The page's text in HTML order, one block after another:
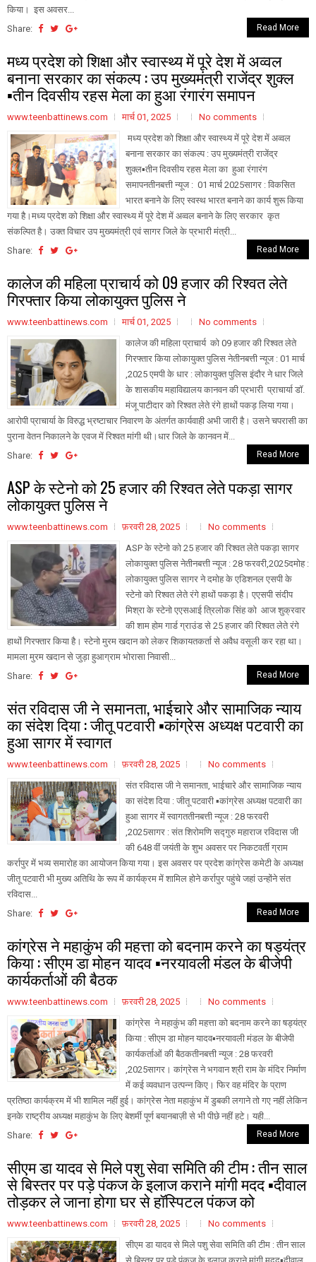
किया। इस अवसर...
Share:
Read More
मध्य प्रदेश को शिक्षा और स्वास्थ्य में पूरे देश में अव्वल
बनाना सरकार का संकल्प : उप मुख्यमंत्री राजेंद्र शुक्ल
▪️तीन दिवसीय रहस मेला का हुआ रंगारंग समापन
www.teenbattinews.com मार्च 01, 2025
No comments
मध्य प्रदेश को शिक्षा और स्वास्थ्य में पूरे देश में अव्वल
बनाना सरकार का संकल्प : उप मुख्यमंत्री राजेंद्र
शुक्ल▪️तीन दिवसीय रहस मेला का हुआ रंगारंग
समापनतीनबत्ती न्यूज : 01 मार्च 2025सागर : विकसित
भारत बनाने के लिए स्वस्थ भारत बनाने का कार्य शुरू किया
गया है।मध्य प्रदेश को शिक्षा और स्वास्थ्य में पूरे देश में अव्वल बनाने के लिए सरकार कृत
संकल्पित है। उक्त विचार उप मुख्यमंत्री एवं सागर जिले के प्रभारी मंत्री...
Share:
Read More
कालेज की महिला प्राचार्य को 09 हजार की रिश्वत लेते
गिरफ्तार किया लोकायुक्त पुलिस ने
www.teenbattinews.com मार्च 01, 2025
No comments
कालेज की महिला प्राचार्य को 09 हजार की रिश्वत लेते
गिरफ्तार किया लोकायुक्त पुलिस नेतीनबत्ती न्यूज : 01 मार्च
,2025 एमपी के धार : लोकायुक्त पुलिस इंदौर ने धार जिले
के शासकीय महाविद्यालय कानवन की प्रभारी प्राचार्या डॉ.
मंजू पाटीदार को रिश्वत लेते रंगे हाथों पकड़ लिया गया।
आरोपी प्राचार्या के विरुद्ध भ्रष्टाचार निवारण के अंतर्गत कार्यवाही अभी जारी है। उसने चपरासी का
पुराना वेतन निकालने के एवज में रिश्वत मांगी थी।धार जिले के कानवन में...
Share:
Read More
ASP के स्टेनो को 25 हजार की रिश्वत लेते पकड़ा सागर
लोकायुक्त पुलिस ने
www.teenbattinews.com फ़रवरी 28, 2025
No comments
ASP के स्टेनो को 25 हजार की रिश्वत लेते पकड़ा सागर
लोकायुक्त पुलिस नेतीनबत्ती न्यूज : 28 फरवरी,2025दमोह :
लोकायुक्त पुलिस सागर ने दमोह के एडिशनल एसपी के
स्टेनो को रिश्वत लेते रंगे हाथों पकड़ा है। एएसपी संदीप
मिश्रा के स्टेनो एएसआई त्रिलोक सिंह को आज शुक्रवार
की शाम होम गार्ड ग्राउंड से 25 हजार की रिश्वत लेते रंगे
हाथों गिरफ्तार किया है। स्टेनो मुरम खदान को लेकर शिकायतकर्ता से अवैध वसूली कर रहा था।
मामला मुरम खदान से जुड़ा हुआग्राम भोरासा निवासी...
Share:
Read More
संत रविदास जी ने समानता, भाईचारे और सामाजिक न्याय
का संदेश दिया : जीतू पटवारी ▪️कांग्रेस अध्यक्ष पटवारी का
हुआ सागर में स्वागत
www.teenbattinews.com फ़रवरी 28, 2025
No comments
संत रविदास जी ने समानता, भाईचारे और सामाजिक न्याय
का संदेश दिया : जीतू पटवारी ▪️कांग्रेस अध्यक्ष पटवारी का
हुआ सागर में स्वागततीनबत्ती न्यूज : 28 फरवरी
,2025सागर : संत शिरोमणि सद्गुरु महाराज रविदास जी
की 648 वीं जयंती के शुभ अवसर पर निकटवर्ती ग्राम
कर्रापुर में भव्य समारोह का आयोजन किया गया। इस अवसर पर प्रदेश कांग्रेस कमेटी के अध्यक्ष
जीतू पटवारी भी मुख्य अतिथि के रूप में कार्यक्रम में शामिल होने कर्रापुर पहुंचे जहां उन्होंने संत
रविदास...
Share:
Read More
कांग्रेस ने महाकुंभ की महत्ता को बदनाम करने का षड्यंत्र
किया : सीएम डा मोहन यादव ▪️नरयावली मंडल के बीजेपी
कार्यकर्ताओं की बैठक
www.teenbattinews.com फ़रवरी 28, 2025
No comments
कांग्रेस ने महाकुंभ की महत्ता को बदनाम करने का षड्यंत्र
किया : सीएम डा मोहन यादव▪️नरयावली मंडल के बीजेपी
कार्यकर्ताओं की बैठकतीनबत्ती न्यूज : 28 फरवरी
,2025सागर। कांग्रेस ने भगवान श्री राम के मंदिर निर्माण
में कई व्यवधान उत्पन्न किए। फिर वह मंदिर के प्राण
प्रतिष्ठा कार्यक्रम में भी शामिल नहीं हुई। कांग्रेस नेता महाकुंभ में डुबकी लगाने तो गए नहीं लेकिन
इनके राष्ट्रीय अध्यक्ष महाकुंभ के लिए बेशर्मी पूर्ण बयानबाज़ी से भी पीछे नहीं हटे। यही...
Share:
Read More
सीएम डा यादव से मिले पशु सेवा समिति की टीम : तीन साल
से बिस्तर पर पड़े पंकज के इलाज कराने मांगी मदद ▪️दीवाल
तोड़कर ले जाना होगा घर से हॉस्पिटल पंकज को
www.teenbattinews.com फ़रवरी 28, 2025
No comments
सीएम डा यादव से मिले पशु सेवा समिति की टीम : तीन साल